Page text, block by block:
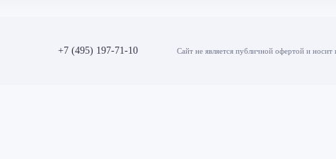
+7 (495) 197-71-10 Сайт не является публичной офертой и